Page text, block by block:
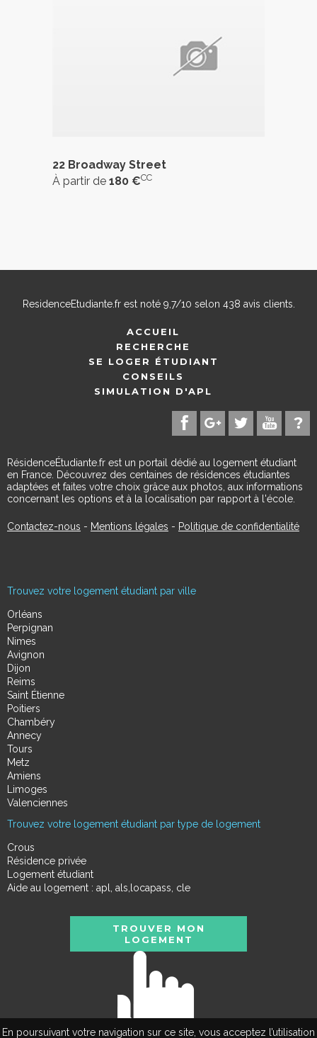
En poursuivant votre navigation sur ce site, vous acceptez l’utilisation
22 Broadway Street
À partir de 180 €CC
ResidenceEtudiante.frest noté 9,7/10 selon 438 avis clients.
ACCUEIL
RECHERCHE
SE LOGER ÉTUDIANT
CONSEILS
SIMULATION D'APL
RésidenceÉtudiante.fr est un portail dédié au logement étudiant
en France. Découvrez des centaines de résidences étudiantes
adaptées et faites votre choix grâce aux photos, aux informations
concernant les options et à la localisation par rapport à l'école.
Contactez-nous - Mentions légales - Politique de confidentialité
Trouvez votre logement étudiant par ville
Orléans
Perpignan
Nimes
Avignon
Dijon
Reims
Saint Étienne
Poitiers
Chambéry
Annecy
Tours
Metz
Amiens
Limoges
Valenciennes
Trouvez votre logement étudiant par type de logement
Crous
Résidence privée
Logement étudiant
Aide au logement : apl, als,locapass, cle
TROUVER MON
LOGEMENT